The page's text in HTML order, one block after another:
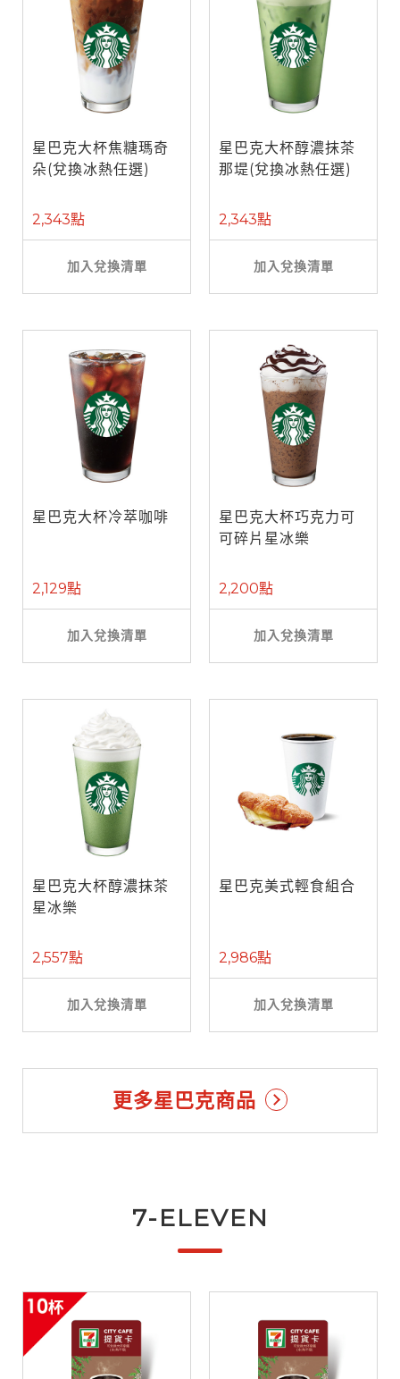
星巴克大杯焦糖瑪奇
朵(兌換冰熱任選)
2,343點
加入兌換清單
星巴克大杯醇濃抹茶
那堤(兌換冰熱任選)
2,343點
加入兌換清單
星巴克大杯冷萃咖啡
2,129點
加入兌換清單
星巴克大杯巧克力可
可碎片星冰樂
2,200點
加入兌換清單
星巴克大杯醇濃抹茶
星冰樂
2,557點
加入兌換清單
星巴克美式輕食組合
2,986點
加入兌換清單
更多星巴克商品
7-ELEVEN